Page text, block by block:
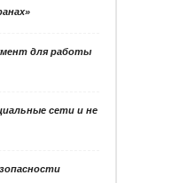
для работы
сети и не